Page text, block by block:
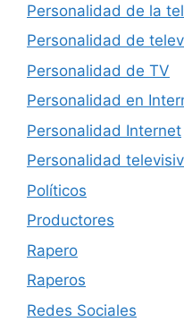
Personalidad de la
Personalidad de
Personalidad de TV
Personalidad en
Personalidad Internet
Personalidad
Políticos
Productores
Rapero
Raperos
Redes Sociales